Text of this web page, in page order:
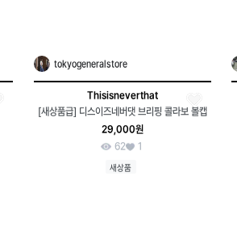
tokyogeneralstore
Thisisneverthat
[새상품급] 디스이즈네버댓 브리핑 콜라보 볼캡
29,000원
62
1
새상품